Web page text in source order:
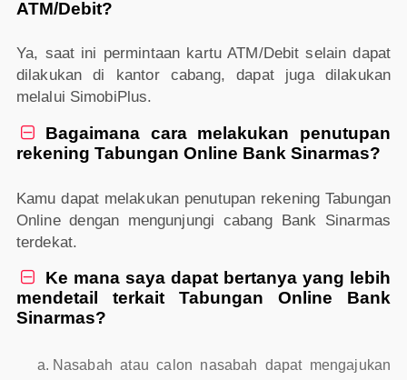
ATM/Debit?
Ya, saat ini permintaan kartu ATM/Debit selain dapat
dilakukan di kantor cabang, dapat juga dilakukan
melalui SimobiPlus.

Bagaimana cara melakukan penutupan
rekening Tabungan Online Bank Sinarmas?
Kamu dapat melakukan penutupan rekening Tabungan
Online dengan mengunjungi cabang Bank Sinarmas
terdekat.

Ke mana saya dapat bertanya yang lebih
mendetail terkait Tabungan Online Bank
Sinarmas?
Nasabah atau calon nasabah dapat mengajukan